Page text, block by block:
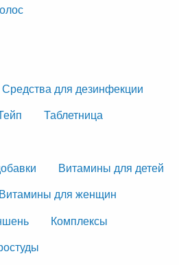
Средства для дезинфекции
Таблетница
Витамины для детей
Витамины для женщин
Комплексы